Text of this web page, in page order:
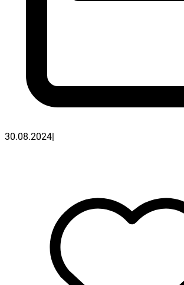
30.08.2024|